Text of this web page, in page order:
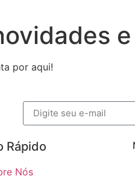
por aqui!
Rápido​
Nós